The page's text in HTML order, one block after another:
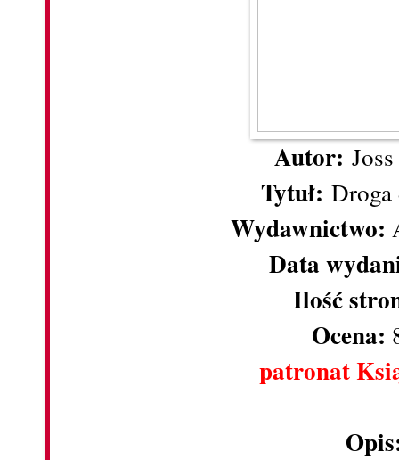
Autor:
Tytuł:
Wydawnictwo:
Data
Ilość
Ocena:
patronat